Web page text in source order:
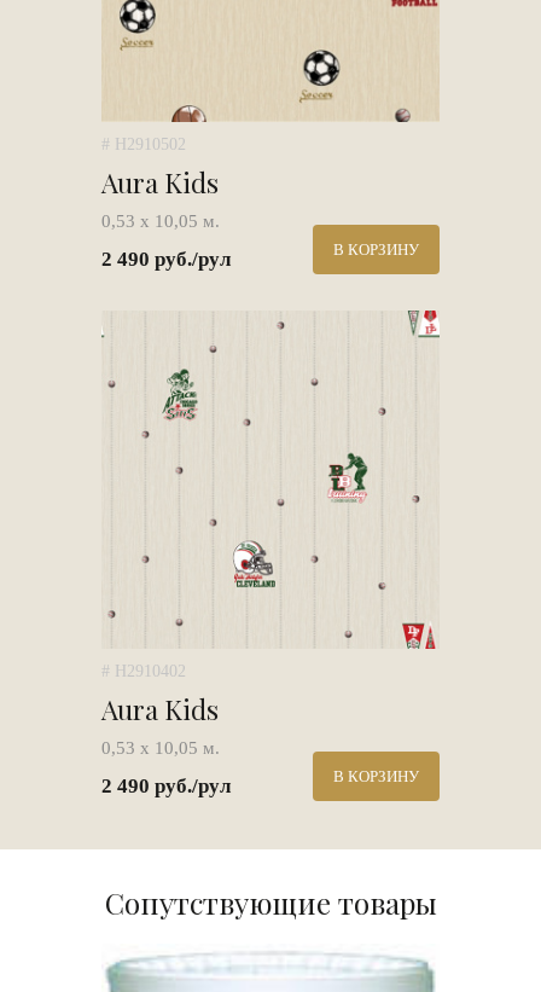
# H2910502
Aura Kids
0,53 х 10,05 м.
2 490 руб./рул В КОРЗИНУ
# H2910402
Aura Kids
0,53 х 10,05 м.
2 490 руб./рул В КОРЗИНУ
Сопутствующие товары